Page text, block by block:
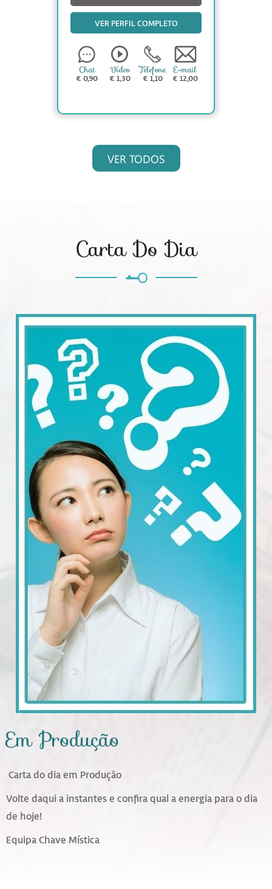
VER PERFIL COMPLETO
Chat
€ 0,90
Vídeo
€ 1,30
Telefone
€ 1,10
E-mail
€ 12,00
VER TODOS
Carta Do Dia
Em Produção
Carta do dia em Produção
Volte daqui a instantes e confira qual a energia para o dia
de hoje!
Equipa Chave Mística